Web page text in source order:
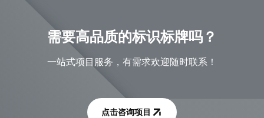
需要高品质的标识标牌吗？
一站式项目服务，有需求欢迎随时联系！
点击咨询项目